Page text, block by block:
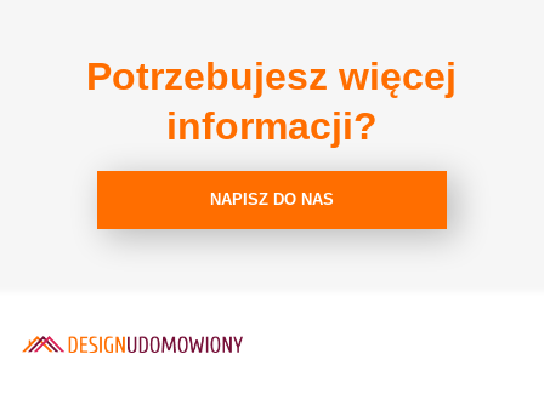
Potrzebujesz więcej
informacji?
NAPISZ DO NAS